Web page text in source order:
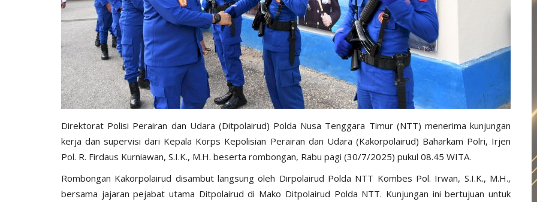
Direktorat Polisi Perairan dan Udara (Ditpolairud) Polda Nusa Tenggara Timur (NTT) menerima kunjungan
kerja dan supervisi dari Kepala Korps Kepolisian Perairan dan Udara (Kakorpolairud) Baharkam Polri, Irjen
Pol. R. Firdaus Kurniawan, S.I.K., M.H. beserta rombongan, Rabu pagi (30/7/2025) pukul 08.45 WITA.
Rombongan Kakorpolairud disambut langsung oleh Dirpolairud Polda NTT Kombes Pol. Irwan, S.I.K., M.H.,
bersama jajaran pejabat utama Ditpolairud di Mako Ditpolairud Polda NTT. Kunjungan ini bertujuan untuk